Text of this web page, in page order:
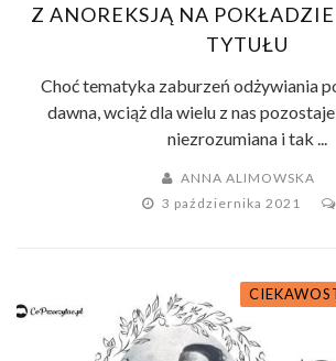
Z ANOREKSJĄ NA
TYTUŁU
Choć tematyka zaburzeń odżywiania
dawna, wciąż dla wielu z nas
niezrozumiana i tak ...
ANNA ALIMOWSKA
3 października 2021